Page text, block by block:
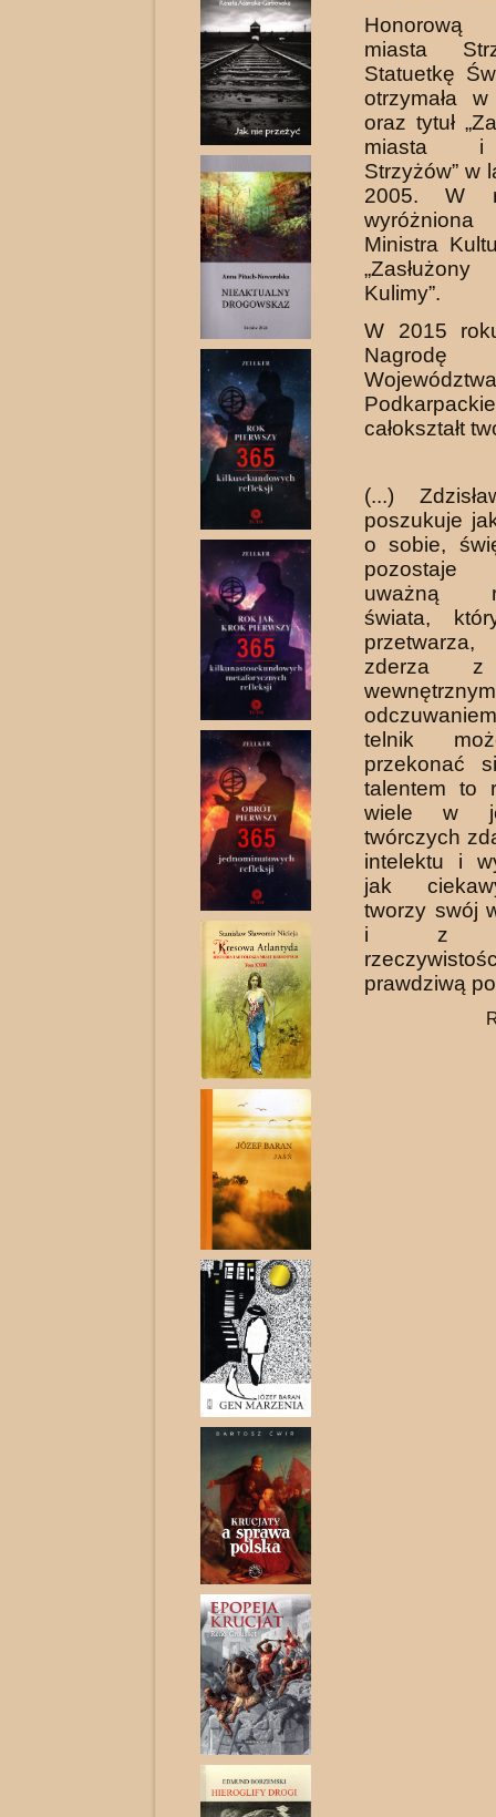
miasta
Statuetkę
otrzymała
oraz tytuł
miasta i
Strzyżów” w
2005. W
Ministra
Kulimy”.
W 2015
Nagrodę
Województwa
całokształt
(...)
poszukuje
o sobie,
pozostaje
uważną
świata,
zderza z
wewnętrznym
telnik
przekonać
talentem to
wiele w
twórczych
intelektu i
jak
tworzy swój
i z
prawdziwą